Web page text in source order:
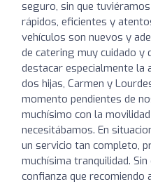
seguro, sin que
rápidos, eficientes y
vehículos son nuevos y
de catering muy cuidado y
destacar especialmente la
dos hijas, Carmen y
momento pendientes de
muchísimo con la
necesitábamos. En
un servicio tan completo,
muchísima tranquilidad.
confianza que recomiendo